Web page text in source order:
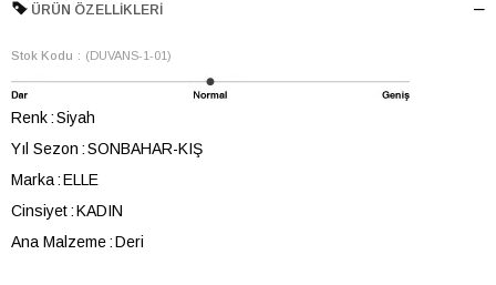
ÜRÜN ÖZELLIKLERI
Stok Kodu (DUVANS-1-01)
Renk Siyah
Yıl Sezon SONBAHAR-KIŞ
Marka ELLE
Cinsiyet KADIN
Ana Malzeme Deri